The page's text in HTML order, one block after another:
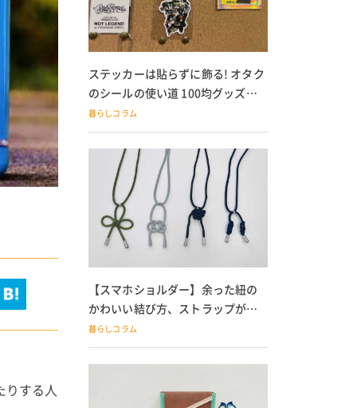
りする人
ステッカーは貼らずに飾る! オタク
のシールの使い道 100均グッズで
の飾り方も
暮らしコラム
【スマホショルダー】余った紐の
かわいい結び方、ストラップが落
ちる人必見
暮らしコラム